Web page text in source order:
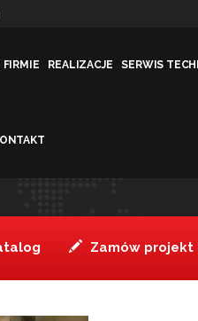
FIRMIE REALIZACJE SERWIS
Zamów projekt